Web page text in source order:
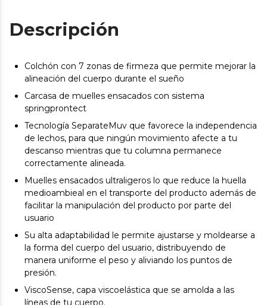
Descripción
Colchón con 7 zonas de firmeza que permite mejorar la
alineación del cuerpo durante el sueño
Carcasa de muelles ensacados con sistema
springprontect
Tecnología SeparateMuv que favorece la independencia
de lechos, para que ningún movimiento afecte a tu
descanso mientras que tu columna permanece
correctamente alineada.
Muelles ensacados ultraligeros lo que reduce la huella
medioambieal en el transporte del producto además de
facilitar la manipulación del producto por parte del
usuario
Su alta adaptabilidad le permite ajustarse y moldearse a
la forma del cuerpo del usuario, distribuyendo de
manera uniforme el peso y aliviando los puntos de
presión.
ViscoSense, capa viscoelástica que se amolda a las
líneas de tu cuerpo.